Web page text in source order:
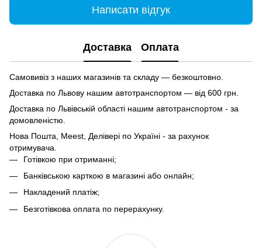
Написати відгук
Доставка Оплата
Самовивіз з наших магазинів та складу — безкоштовно.
Доставка по Львову нашим автотранспортом — від 600 грн.
Доставка по Львівській області нашим автотранспортом - за
домовленістю.
Нова Пошта, Meest, Делівері по Україні - за рахунок
отримувача.
Готівкою при отриманні;
Банківською карткою в магазині або онлайн;
Накладений платіж;
Безготівкова оплата по перерахунку.